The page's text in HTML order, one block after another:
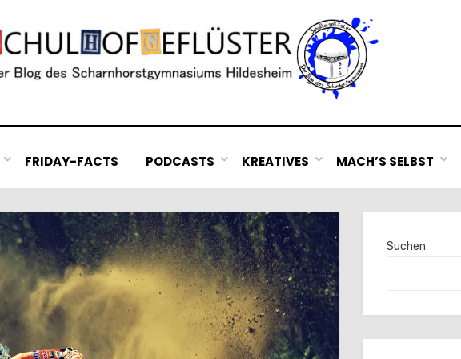
FRIDAY-FACTS PODCASTS KREATIVES MACH’S SELBST
Suchen